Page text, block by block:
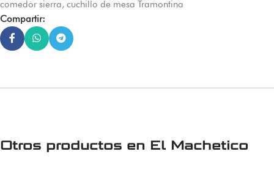
comedor sierra, cuchillo de mesa Tramontina
Compartir:
Otros productos en El Machetico